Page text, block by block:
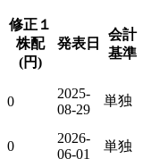
修正１
株配
(円)
発表日
会計
基準
0
2025-
08-29
単独
0
2026-
06-01
単独